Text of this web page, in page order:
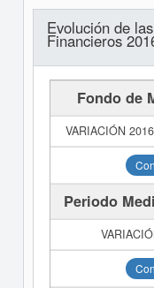
Evolución de
Financieros
Fondo de
Periodo